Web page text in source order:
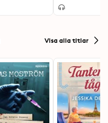
Visa alla titlar